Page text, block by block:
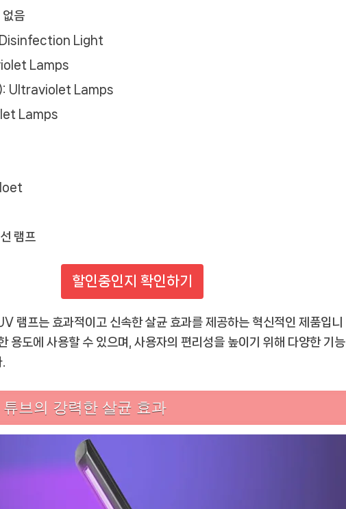
과
한
없음
Light
Lamps
Ultraviolet Lamps
Lamps
램프
할인중인지 확인하기
램프는 효과적이고 신속한 살균 효과를 제공하는 혁신적인 제품입니
용도에 사용할 수 있으며, 사용자의 편리성을 높이기 위해 다양한 기능
브의 강력한 살균 효과